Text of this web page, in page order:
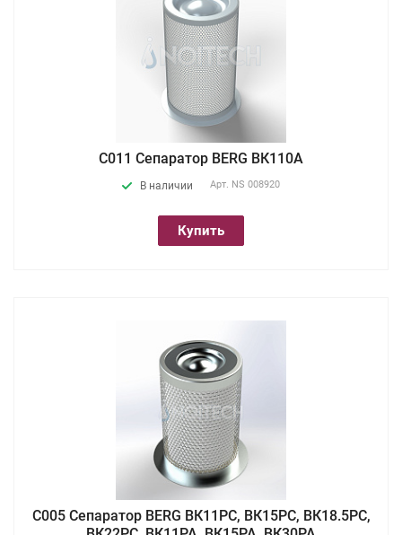
С011 Сепаратор BERG ВК110А
В наличии Арт. NS 008920
Купить
С005 Сепаратор BERG ВК11РС, ВК15РС, ВК18.5РС,